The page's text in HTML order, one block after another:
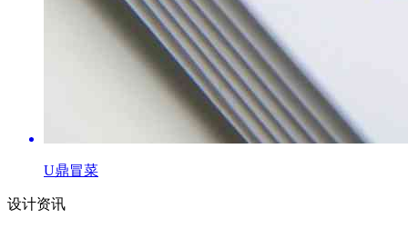
U鼎冒菜
设计资讯